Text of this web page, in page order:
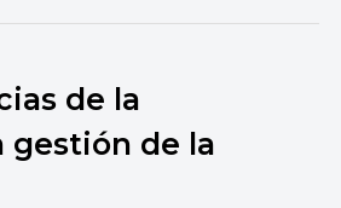
de la
gestión de la